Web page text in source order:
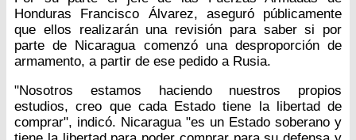
Honduras Francisco Álvarez, aseguró públicamente
que ellos realizarán una revisión para saber si por
parte de Nicaragua comenzó una desproporción de
armamento, a partir de ese pedido a Rusia.
"Nosotros estamos haciendo nuestros propios
estudios, creo que cada Estado tiene la libertad de
comprar", indicó. Nicaragua "es un Estado soberano y